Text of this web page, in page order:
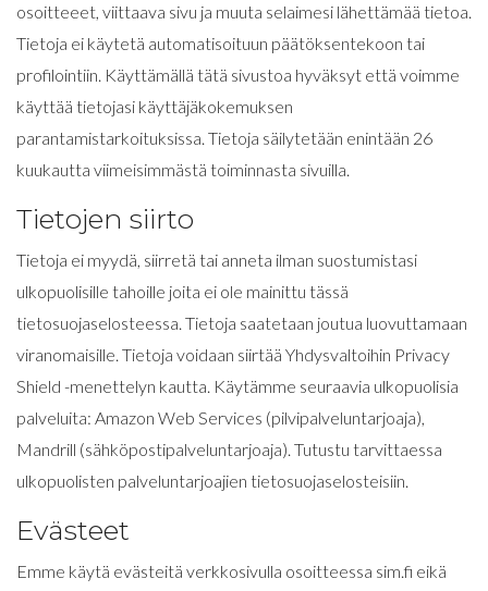
osoitteeet, viittaava sivu ja muuta selaimesi lähettämää tietoa.
Tietoja ei käytetä automatisoituun päätöksentekoon tai
profilointiin. Käyttämällä tätä sivustoa hyväksyt että voimme
käyttää tietojasi käyttäjäkokemuksen
parantamistarkoituksissa. Tietoja säilytetään enintään 26
kuukautta viimeisimmästä toiminnasta sivuilla.
Tietojen siirto
Tietoja ei myydä, siirretä tai anneta ilman suostumistasi
ulkopuolisille tahoille joita ei ole mainittu tässä
tietosuojaselosteessa. Tietoja saatetaan joutua luovuttamaan
viranomaisille. Tietoja voidaan siirtää Yhdysvaltoihin Privacy
Shield -menettelyn kautta. Käytämme seuraavia ulkopuolisia
palveluita: Amazon Web Services (pilvipalveluntarjoaja),
Mandrill (sähköpostipalveluntarjoaja). Tutustu tarvittaessa
ulkopuolisten palveluntarjoajien tietosuojaselosteisiin.
Evästeet
Emme käytä evästeitä verkkosivulla osoitteessa sim.fi eikä